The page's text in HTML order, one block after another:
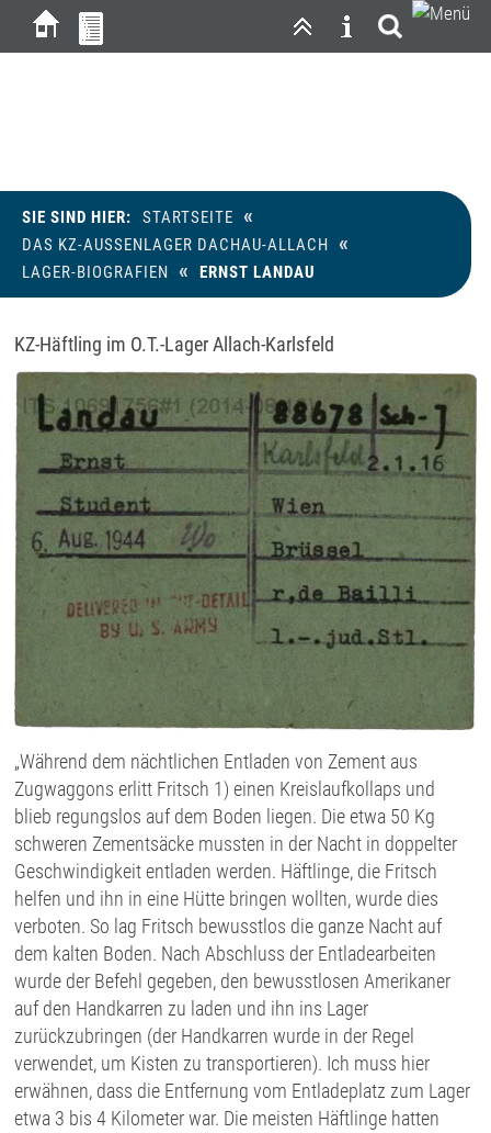
SIE SIND HIER: STARTSEITE «
DAS KZ-AUSSENLAGER DACHAU-ALLACH «
LAGER-BIOGRAFIEN « ERNST LANDAU
KZ-Häftling im O.T.-Lager Allach-Karlsfeld
„Während dem nächtlichen Entladen von Zement aus
Zugwaggons erlitt Fritsch 1) einen Kreislaufkollaps und
blieb regungslos auf dem Boden liegen. Die etwa 50 Kg
schweren Zementsäcke mussten in der Nacht in doppelter
Geschwindigkeit entladen werden. Häftlinge, die Fritsch
helfen und ihn in eine Hütte bringen wollten, wurde dies
verboten. So lag Fritsch bewusstlos die ganze Nacht auf
dem kalten Boden. Nach Abschluss der Entladearbeiten
wurde der Befehl gegeben, den bewusstlosen Amerikaner
auf den Handkarren zu laden und ihn ins Lager
zurückzubringen (der Handkarren wurde in der Regel
verwendet, um Kisten zu transportieren). Ich muss hier
erwähnen, dass die Entfernung vom Entladeplatz zum Lager
etwa 3 bis 4 Kilometer war. Die meisten Häftlinge hatten